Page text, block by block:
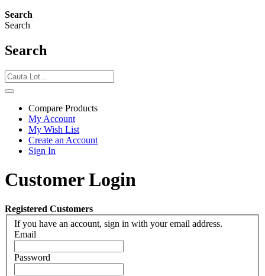
Search
Search
Search
Compare Products
My Account
My Wish List
Create an Account
Sign In
Customer Login
Registered Customers
If you have an account, sign in with your email address.
Email
Password